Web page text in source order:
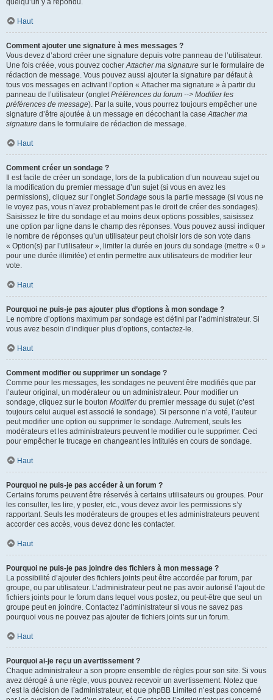
quelqu’un y a répondu.
Haut
Comment ajouter une signature à mes messages ?
Vous devez d’abord créer une signature depuis votre panneau de l’utilisateur.
Une fois créée, vous pouvez cocherAttacher ma signature sur le formulaire de
rédaction de message. Vous pouvez aussi ajouter la signature par défaut à
tous vos messages en activant l’option « Attacher ma signature » à partir du
panneau de l’utilisateur (ongletPréférences du forum --> Modifier les
préférences de message). Par la suite, vous pourrez toujours empêcher une
signature d’être ajoutée à un message en décochant la caseAttacher ma
signature dans le formulaire de rédaction de message.
Haut
Comment créer un sondage ?
Il est facile de créer un sondage, lors de la publication d’un nouveau sujet ou
la modification du premier message d’un sujet (si vous en avez les
permissions), cliquez sur l’ongletSondage sous la partie message (si vous ne
le voyez pas, vous n’avez probablement pas le droit de créer des sondages).
Saisissez le titre du sondage et au moins deux options possibles, saisissez
une option par ligne dans le champ des réponses. Vous pouvez aussi indiquer
le nombre de réponses qu’un utilisateur peut choisir lors de son vote dans
« Option(s) par l’utilisateur », limiter la durée en jours du sondage (mettre « 0 »
pour une durée illimitée) et enfin permettre aux utilisateurs de modifier leur
vote.
Haut
Pourquoi ne puis-je pas ajouter plus d’options à mon sondage ?
Le nombre d’options maximum par sondage est défini par l’administrateur. Si
vous avez besoin d’indiquer plus d’options, contactez-le.
Haut
Comment modifier ou supprimer un sondage ?
Comme pour les messages, les sondages ne peuvent être modifiés que par
l’auteur original, un modérateur ou un administrateur. Pour modifier un
sondage, cliquez sur le bouton Modifierdu premier message du sujet (c’est
toujours celui auquel est associé le sondage). Si personne n’a voté, l’auteur
peut modifier une option ou supprimer le sondage. Autrement, seuls les
modérateurs et les administrateurs peuvent le modifier ou le supprimer. Ceci
pour empêcher le trucage en changeant les intitulés en cours de sondage.
Haut
Pourquoi ne puis-je pas accéder à un forum ?
Certains forums peuvent être réservés à certains utilisateurs ou groupes. Pour
les consulter, les lire, y poster, etc., vous devez avoir les permissions s’y
rapportant. Seuls les modérateurs de groupes et les administrateurs peuvent
accorder ces accès, vous devez donc les contacter.
Haut
Pourquoi ne puis-je pas joindre des fichiers à mon message ?
La possibilité d’ajouter des fichiers joints peut être accordée par forum, par
groupe, ou par utilisateur. L’administrateur peut ne pas avoir autorisé l’ajout de
fichiers joints pour le forum dans lequel vous postez, ou peut-être que seul un
groupe peut en joindre. Contactez l’administrateur si vous ne savez pas
pourquoi vous ne pouvez pas ajouter de fichiers joints sur un forum.
Haut
Pourquoi ai-je reçu un avertissement ?
Chaque administrateur a son propre ensemble de règles pour son site. Si vous
avez dérogé à une règle, vous pouvez recevoir un avertissement. Notez que
c’est la décision de l’administrateur, et que phpBB Limited n’est pas concerné